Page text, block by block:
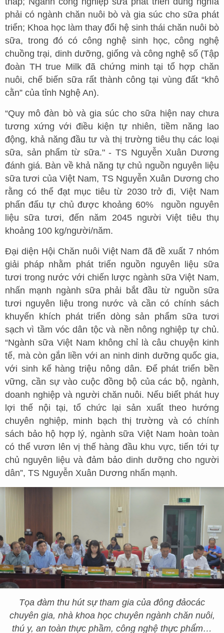
phải có ngành chăn nuôi bò và gia súc cho sữa phát
triển; Khoa học làm thay đổi hệ sinh thái chăn nuôi bò
sữa, trong đó có công nghệ sinh học, công nghệ
chuồng trại, dinh dưỡng, giống và công nghệ số (Tập
đoàn TH true Milk đã chứng minh tại tổ hợp chăn
nuôi, chế biến sữa rất thành công tại vùng đất “khô
cằn” của tỉnh Nghệ An).
“Quy mô đàn bò và gia súc cho sữa hiện nay chưa
tương xứng với điều kiện tự nhiên, tiềm năng lao
động, khả năng đầu tư và thị trường tiêu thụ các loại
sữa, sản phẩm từ sữa." - TS Nguyễn Xuân Dương
đánh giá. Bàn về khả năng tự chủ nguồn nguyên liệu
sữa tươi của Việt Nam, TS Nguyễn Xuân Dương cho
rằng có thể đạt mục tiêu từ 2030 trở đi, Việt Nam
phấn đấu tự chủ được khoảng 60% nguồn nguyên
liệu sữa tươi, đến năm 2045 người Việt tiêu thụ
khoảng 100 kg/người/năm.
Đại diện Hội Chăn nuôi Việt Nam đã đề xuất 7 nhóm
giải pháp nhằm phát triển nguồn nguyên liệu sữa
tươi trong nước với chiến lược ngành sữa Việt Nam,
nhấn mạnh ngành sữa phải bắt đầu từ nguồn sữa
tươi nguyên liệu trong nước và cần có chính sách
khuyến khích phát triển dòng sản phẩm sữa tươi
sạch vì tầm vóc dân tộc và nền nông nghiệp tự chủ.
“Ngành sữa Việt Nam không chỉ là câu chuyện kinh
tế, mà còn gắn liền với an ninh dinh dưỡng quốc gia,
với sinh kế hàng triệu nông dân. Để phát triển bền
vững, cần sự vào cuộc đồng bộ của các bộ, ngành,
doanh nghiệp và người chăn nuôi. Nếu biết phát huy
lợi thế nội tại, tổ chức lại sản xuất theo hướng
chuyên nghiệp, minh bạch thị trường và có chính
sách bảo hộ hợp lý, ngành sữa Việt Nam hoàn toàn
có thể vươn lên vị thế hàng đầu khu vực, tiến tới tự
chủ nguyên liệu và đảm bảo dinh dưỡng cho người
dân”, TS Nguyễn Xuân Dương nhấn mạnh.
Tọa đàm thu hút sự tham gia của đông đảocác
chuyên gia, nhà khoa học chuyên ngành chăn nuôi,
thú y, an toàn thực phầm, công nghệ thực phẩm…